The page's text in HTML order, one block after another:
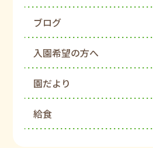
ブログ
入園希望の方へ
園だより
給食